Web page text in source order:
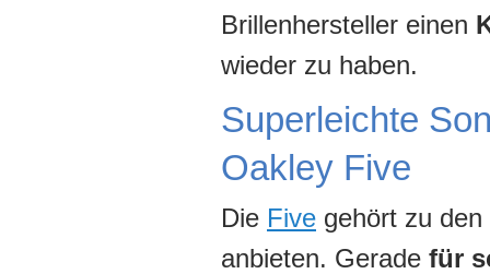
Brillenhersteller einen
wieder zu haben.
Superleichte
Oakley Five
Die Five gehört zu
anbieten. Gerade für